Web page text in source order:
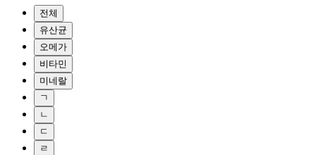
전체
유산균
오메가
비타민
미네랄
ㄱ
ㄴ
ㄷ
ㄹ